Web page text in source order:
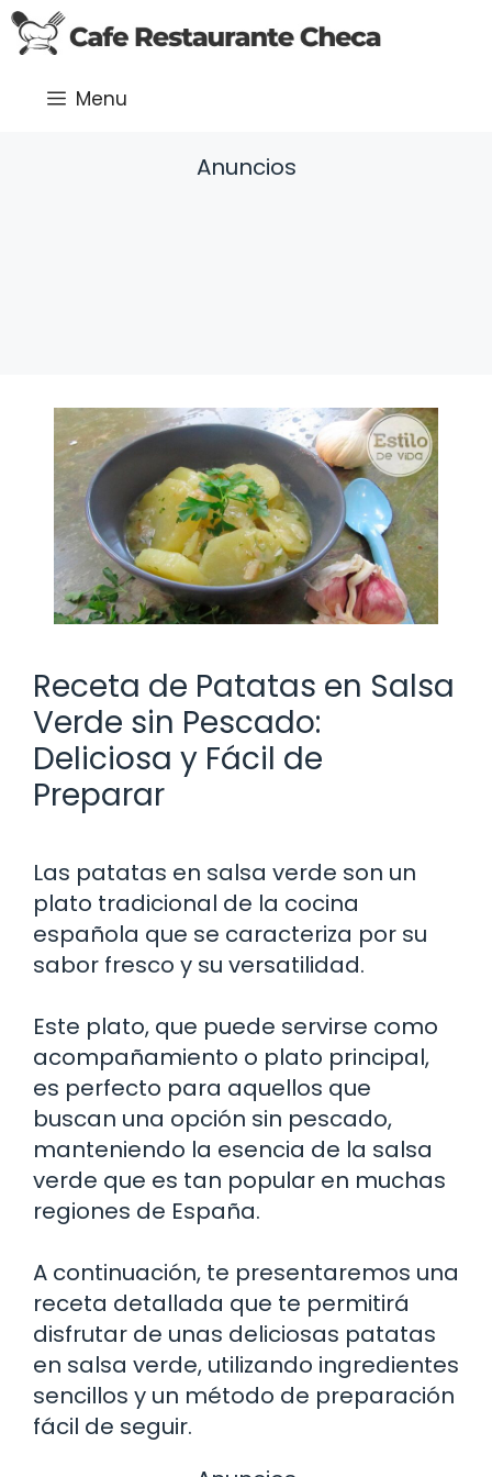
Saltar
al
Menu
Anuncios
Receta de Patatas en Salsa
Verde sin Pescado:
Deliciosa y Fácil de
Preparar
Las patatas en salsa verde son un
plato tradicional de la cocina
española que se caracteriza por su
sabor fresco y su versatilidad.
Este plato, que puede servirse como
acompañamiento o plato principal,
es perfecto para aquellos que
buscan una opción sin pescado,
manteniendo la esencia de la salsa
verde que es tan popular en muchas
regiones de España.
A continuación, te presentaremos una
receta detallada que te permitirá
disfrutar de unas deliciosas patatas
en salsa verde, utilizando ingredientes
sencillos y un método de preparación
fácil de seguir.